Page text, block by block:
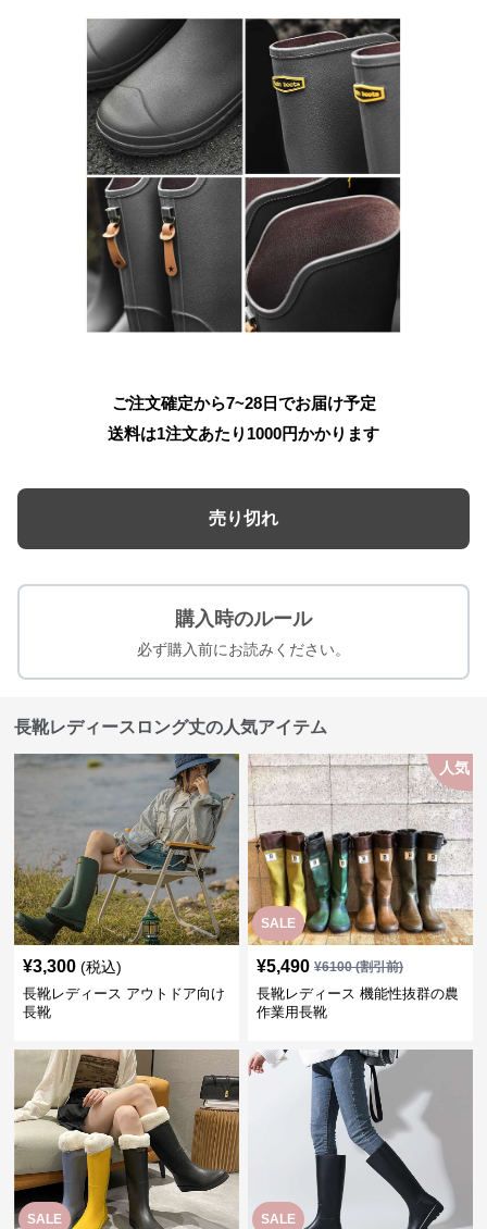
ご注文確定から7~28日でお届け予定
送料は1注文あたり 1000円かかります
売り切れ
購入時のルール
必ず購入前にお読みください。
長靴レディースロング丈の人気アイテム
¥3,300 (税込)
長靴レディース アウトドア向け
長靴
SALE
人気
¥5,490 ¥6100(割引前)
長靴レディース 機能性抜群の農
作業用長靴
SALE SALE